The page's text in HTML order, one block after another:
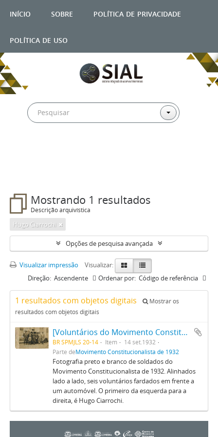
início sobre
política de privacidade
política de uso
Mostrando 1 resultados
Descrição arquivística
Hugo Ciarrochi
Opções de pesquisa avançada
Visualizar impressão
Visualizar:
Ordenar por: Código de referência
Direção: Ascendente
1 resultados com objetos digitais
Mostrar os
resultados com objetos digitais
[Voluntários do Movimento Constitucionalista de 1932]
BR SPMJLS 20-14 Item
14 set.1932
Parte deMovimento Constitucionalista de 1932
Fotografia preto e branco de soldados do
Movimento Constitucionalista de 1932. Alinhados
lado a lado, seis voluntários fardados em frente a
um automóvel. O primeiro da esquerda para a
direita, é Hugo Ciarrochi.